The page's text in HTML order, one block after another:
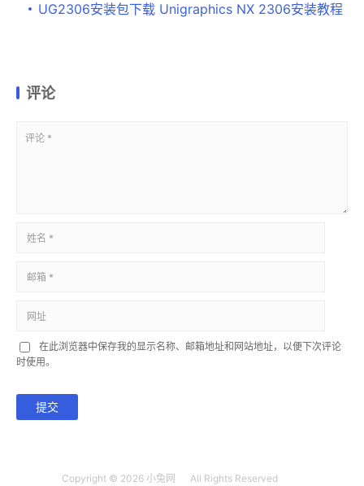
UG2306安装包下载 Unigraphics NX 2306安装教程
评论
在此浏览器中保存我的显示名称、邮箱地址和网站地址，以便下次评论
时使用。
提交
Copyright © 2026 小兔网 All Rights Reserved